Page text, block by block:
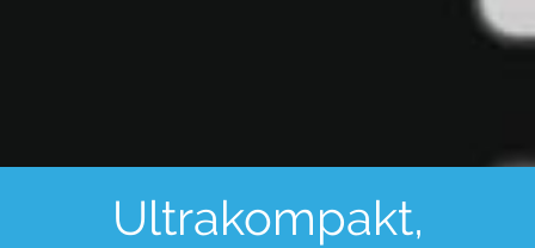
Ultrakompakt,